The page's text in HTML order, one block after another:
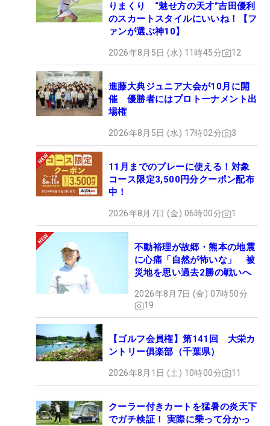
りまくり “魅せ方の天才”吉田優利
のスカートスタイルにいいね！【フ
ァンが選ぶ神10】
2026年8月5日 (水) 11時45分 12
進藤大典ジュニア大会が10月に開
催 優勝者にはプロトーナメント出
場権
2026年8月5日 (水) 17時02分 3
11月までのプレーに使える！対象
コース限定3,500円分クーポン配布
中！
2026年8月7日 (金) 06時00分 1
不動裕理が故郷・熊本の地震
に心痛「自然が怖いな」 被
災地を思い過去2勝の戦いへ
2026年8月7日 (金) 07時50分
19
【ゴルフ会員権】第141回 大栄カ
ントリー俱楽部（千葉県）
2026年8月1日 (土) 10時00分 11
クーラー付きカートを猛暑の炎天下
でガチ検証！ 実際に乗って分かっ